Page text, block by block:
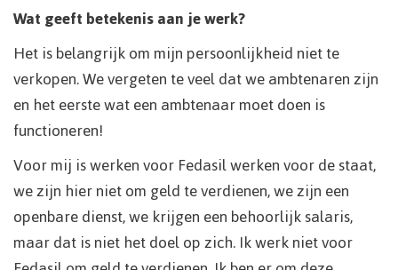
Wat geeft betekenis aan je werk?
Het is belangrijk om mijn persoonlijkheid niet te
verkopen. We vergeten te veel dat we ambtenaren zijn
en het eerste wat een ambtenaar moet doen is
functioneren!
Voor mij is werken voor Fedasil werken voor de staat,
we zijn hier niet om geld te verdienen, we zijn een
openbare dienst, we krijgen een behoorlijk salaris,
maar dat is niet het doel op zich. Ik werk niet voor